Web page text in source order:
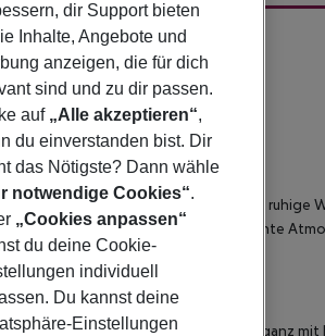
am Dubai Creek!
am Dubai Creek und verbindet eine ruhige
Golfplatz und bietet eine entspannte
Hyatt Dubai verbinden moderne Eleganz
dir Support bieten
Inhalte, Angebote und
anzeigen, die für dich
sind und zu dir passen.
auf „Alle akzeptieren“,
du einverstanden bist. Dir
das Nötigste? Dann wähle
notwendige Cookies“.
„Cookies anpassen“
du deine Cookie-
individuell
Du kannst deine
Einstellungen